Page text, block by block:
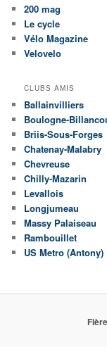
200 mag
Le cycle
Vélo Magazine
Velovelo
CLUBS AMIS
Ballainvilliers
Boulogne-
Briis-Sous-Forges
Chatenay-Malabry
Chevreuse
Chilly-Mazarin
Levallois
Longjumeau
Massy Palaiseau
Rambouillet
US Metro (Antony)